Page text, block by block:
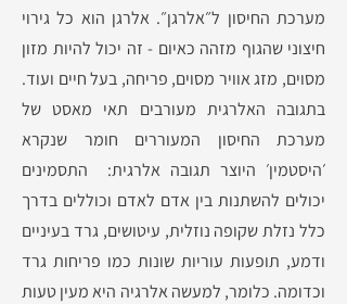
מערכת החיסון ל״אלרגן״. אלרגן הוא כל גירוי
חיצוני שהגוף מזהה כאיום - זה יכול להיות מזון
מסוים, מזג אוויר מסוים, פריחה, בעל חיים ועוד.
בתגובה האלרגית מעורבים תאי מאסט של
מערכת החיסון המעוררים חומר שנקרא
׳היסטמין׳ היוצר תגובה אלרגית: התסמינים
יכולים להשתנות בין אדם לאדם וכוללים בדרך
כלל נזלת שקופה נוזלית, עיטושים, גרד בעיניים
ודמע, תופעות עוריות שונות כמו פריחות גרד
וכדומה. כלומר, למעשה אלרגיה היא מעין טעות